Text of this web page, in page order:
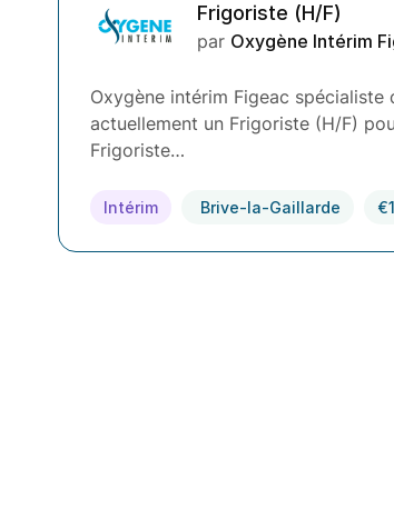
Frigoriste (H/F)
par Oxygène Intérim
Oxygène intérim Figeac
actuellement un Frigoriste (H/F)
Frigoriste…
Intérim Brive-la-Gaillarde